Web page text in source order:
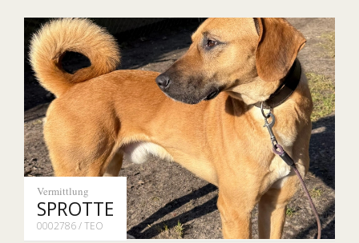
Vermittlung
SPROTTE
0002786 / TEO